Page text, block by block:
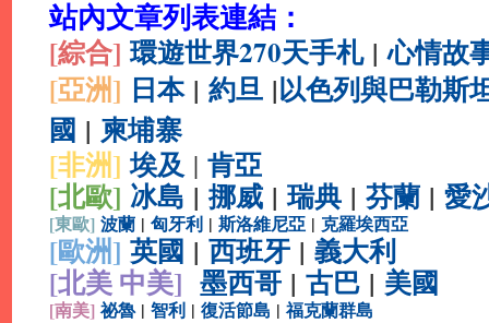
站內文章列表連結：
[綜合] 環遊世界270天手札|心情故
[亞洲] 日本 | 約旦 |以色列與巴勒斯
國 | 柬埔寨
[非洲]埃及 | 肯亞
[北歐] 冰島 | 挪威 | 瑞典 | 芬蘭 | 愛
[東歐] 波蘭 | 匈牙利 | 斯洛維尼亞 | 克羅埃西亞
[歐洲] 英國 | 西班牙 | 義大利
[北美 中美] 墨西哥 | 古巴 | 美國
[南美] 祕魯 | 智利 | 復活節島 | 福克蘭群島